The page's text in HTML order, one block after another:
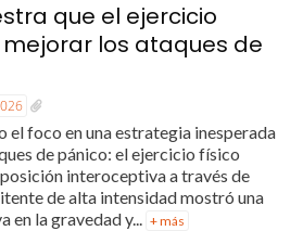
que el ejercicio
los ataques de
el foco en una estrategia inesperada
de pánico: el ejercicio físico
interoceptiva a través de
de alta intensidad mostró una
en la gravedad y... + más